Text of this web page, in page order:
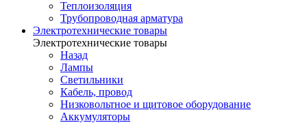
Теплоизоляция
Трубопроводная арматура
Электротехнические товары
Электротехнические товары
Назад
Лампы
Светильники
Кабель, провод
Низковольтное и щитовое оборудование
Аккумуляторы